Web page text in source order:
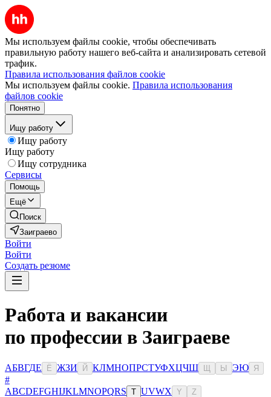
Мы используем файлы cookie, чтобы обеспечивать
правильную работу нашего веб-сайта и анализировать сетевой
трафик.
Правила использования файлов cookie
Мы используем файлы cookie. Правила использования
файлов cookie
Понятно
Ищу работу
Ищу работу
Ищу работу
Ищу сотрудника
Сервисы
Помощь
Ещё
Поиск
Заиграево
Войти
Войти
Создать резюме
Работа и вакансии
по профессии в Заиграеве
АБВГДЕ Ё ЖЗИ Й КЛМНОПРСТУФХЦЧШ Ы ЭЮ Я
#
ABCDEFGHIJKLMNOPQRS T UVWX Y Z